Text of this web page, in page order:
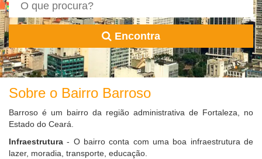
Encontra
Sobre o Bairro Barroso
Barroso é um bairro da região administrativa de Fortaleza, no
Estado do Ceará.
Infraestrutura - O bairro conta com uma boa infraestrutura de
lazer, moradia, transporte, educação.